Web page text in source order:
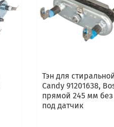
Тэн для
Candy 91201638,
прямой 245 мм без
под датчик